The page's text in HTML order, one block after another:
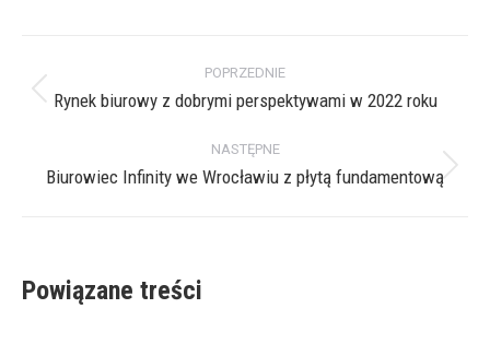
wpisów
POPRZEDNIE
Poprzedni
Rynek biurowy z dobrymi perspektywami w 2022 roku
NASTĘPNE
Następny
Biurowiec Infinity we Wrocławiu z płytą fundamentową
Powiązane treści